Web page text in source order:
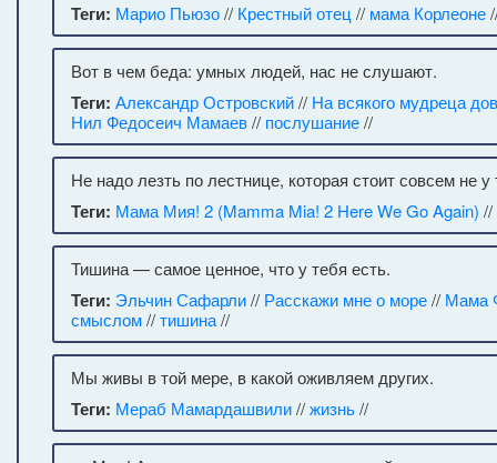
Теги: Марио Пьюзо// Крестный отец // мама Корлеоне
Вот в чем беда: умных людей, нас не слушают.
Теги: Александр Островский// На всякого мудреца
Нил Федосеич Мамаев// послушание//
Не надо лезть по лестнице, которая стоит совсем не у
Теги: Мама Мия! 2 (Mamma Mia! 2 Here We Go Again) //
Тишина — самое ценное, что у тебя есть.
Теги: Эльчин Сафарли// Расскажи мне о море// Мама
смыслом//тишина//
Мы живы в той мере, в какой оживляем других.
Теги: Мераб Мамардашвили//жизнь//